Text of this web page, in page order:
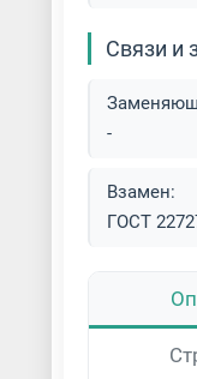
Связи и
-
Взамен:
ГОСТ